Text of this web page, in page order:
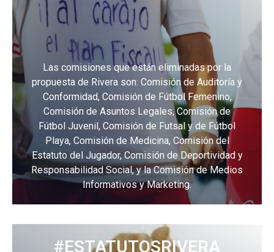
Las comisiones que están eliminadas por la
propuesta de Rivera son: Comisión de Auditoría y
Conformidad, Comisión de Fútbol Femenino,
Comisión de Asuntos Legales, Comisión de
Fútbol Juvenil, Comisión de Futsal y de Fútbol
Playa, Comisión de Medicina, Comisión del
Estatuto del Jugador, Comisión de Deportividad y
Responsabilidad Social, y la Comisión de Medios
Informativos y Marketing.
#ESTATUTOSRIVERA